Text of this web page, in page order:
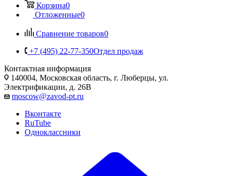
Корзина0
Отложенные0
Сравнение товаров0
+7 (495) 22-77-350Отдел продаж
Контактная информация
140004, Московская область, г. Люберцы, ул.
Электрификации, д. 26В
moscow@zavod-pt.ru
Вконтакте
RuTube
Одноклассники